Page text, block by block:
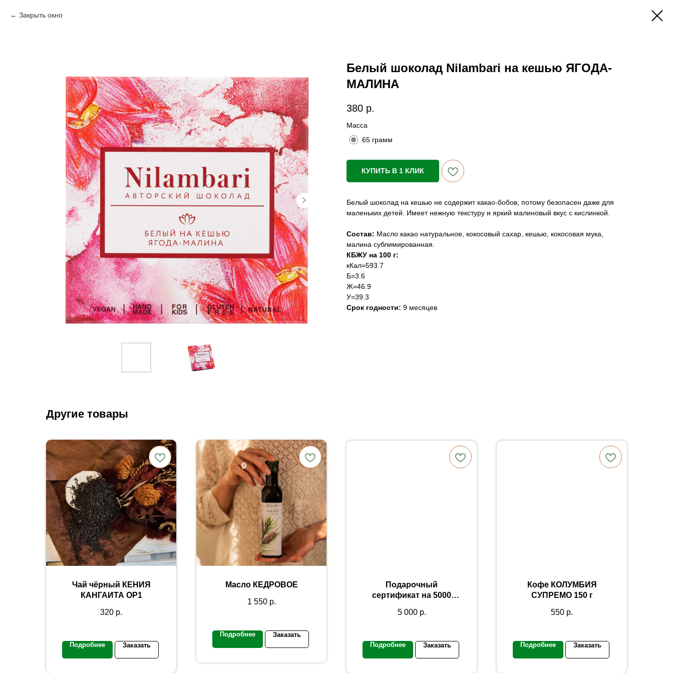
Закрыть окно
Белый шоколад Nilambari на кешью ЯГОДА-
МАЛИНА
380 р.
Масса
65 грамм
КУПИТЬ В 1 КЛИК
Белый шоколад на кешью не содержит какао-бобов, потому безопасен даже для
маленьких детей. Имеет нежную текстуру и яркий малиновый вкус с кислинкой.
Состав: Масло какао натуральное, кокосовый сахар, кешью, кокосовая мука,
малина сублимированная.
КБЖУ на 100 г:
кКал=593.7
Б=3.6
Ж=46.9
У=39.3
Срок годности: 9 месяцев
Другие товары
Чай чёрный КЕНИЯ
КАНГАИТА OP1
320 р.
Подробнее Заказать
Масло КЕДРОВОЕ
1 550 р.
Подробнее Заказать
Подарочный
сертификат на 5000
5 000 р.
Подробнее Заказать
Кофе КОЛУМБИЯ
СУПРЕМО 150 г
550 р.
Подробнее Заказать